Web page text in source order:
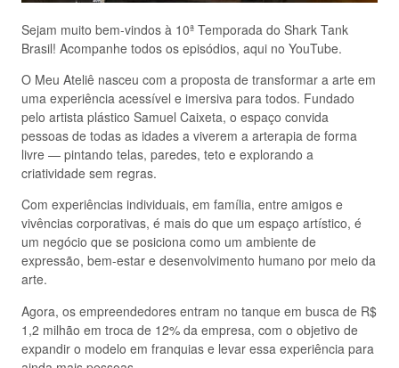
Sejam muito bem-vindos à 10ª Temporada do Shark Tank
Brasil! Acompanhe todos os episódios, aqui no YouTube.
O Meu Ateliê nasceu com a proposta de transformar a arte em
uma experiência acessível e imersiva para todos. Fundado
pelo artista plástico Samuel Caixeta, o espaço convida
pessoas de todas as idades a viverem a arterapia de forma
livre — pintando telas, paredes, teto e explorando a
criatividade sem regras.
Com experiências individuais, em família, entre amigos e
vivências corporativas, é mais do que um espaço artístico, é
um negócio que se posiciona como um ambiente de
expressão, bem-estar e desenvolvimento humano por meio da
arte.
Agora, os empreendedores entram no tanque em busca de R$
1,2 milhão em troca de 12% da empresa, com o objetivo de
expandir o modelo em franquias e levar essa experiência para